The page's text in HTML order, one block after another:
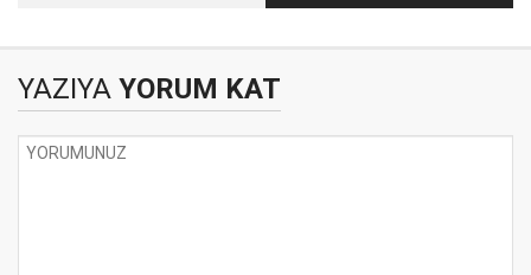
aldığımız güçle;
YAZIYA YORUM KAT